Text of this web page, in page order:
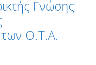
Γνώσης
Ο.Τ.Α.